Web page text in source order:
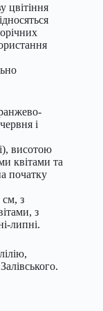
цвітіння
і
висотою
квітами та
початку
см, з
з
липні.